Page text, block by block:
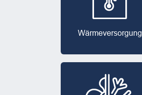
Wärme­versorgung